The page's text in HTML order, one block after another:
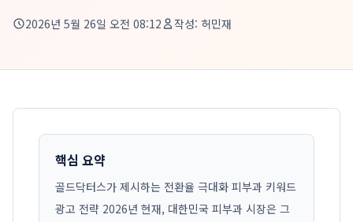
2026년 5월 26일 오전 08:12 작성: 허민재
핵심 요약
골드닥터스가 제시하는 전환율 극대화 피부과 키워드
광고 전략 2026년 현재, 대한민국 피부과 시장은 그